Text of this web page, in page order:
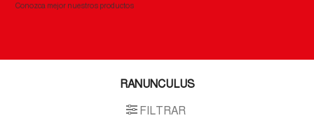
Conozca mejor nuestros productos
RANUNCULUS
FILTRAR